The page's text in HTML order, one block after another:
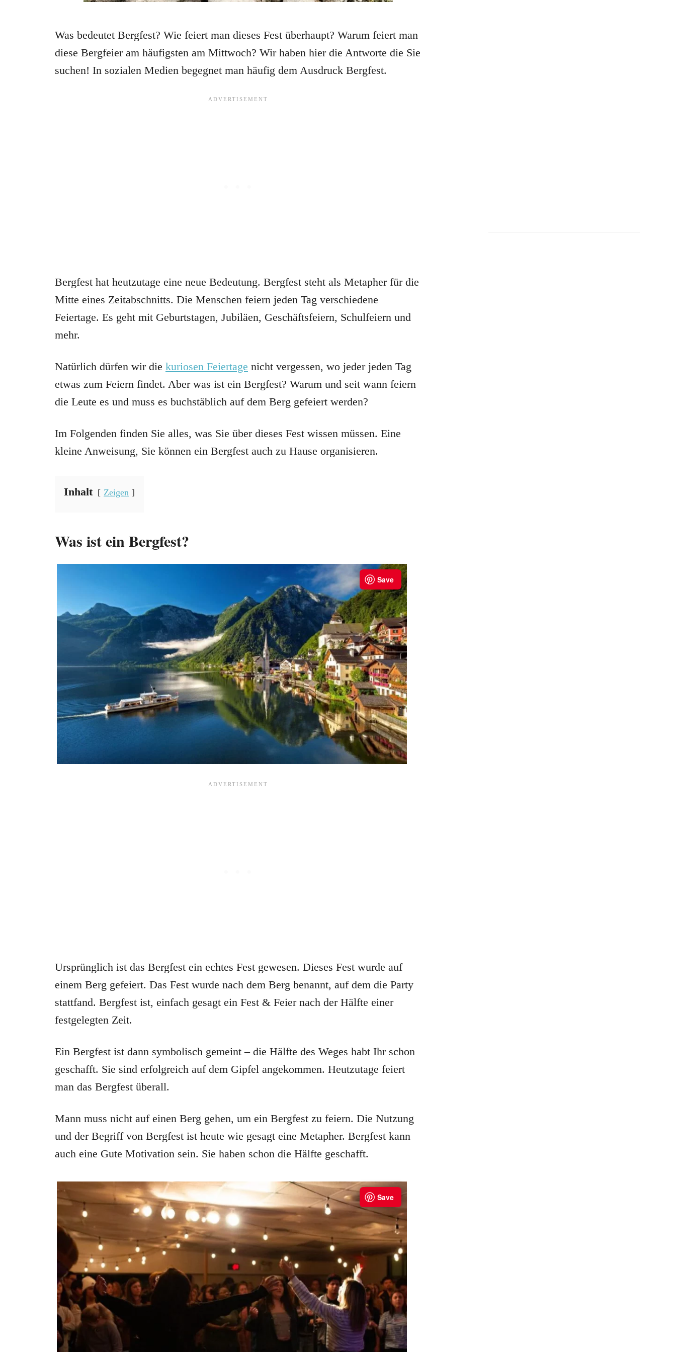
Was bedeutet Bergfest? Wie feiert man dieses Fest überhaupt? Warum feiert man
diese Bergfeier am häufigsten am Mittwoch? Wir haben hier die Antworte die Sie
suchen! In sozialen Medien begegnet man häufig dem Ausdruck Bergfest.
Bergfest hat heutzutage eine neue Bedeutung. Bergfest steht als Metapher für die
Mitte eines Zeitabschnitts. Die Menschen feiern jeden Tag verschiedene
Feiertage. Es geht mit Geburtstagen, Jubiläen, Geschäftsfeiern, Schulfeiern und
mehr.
Natürlich dürfen wir die kuriosen Feiertage nicht vergessen, wo jeder jeden Tag
etwas zum Feiern findet. Aber was ist ein Bergfest? Warum und seit wann feiern
die Leute es und muss es buchstäblich auf dem Berg gefeiert werden?
Im Folgenden finden Sie alles, was Sie über dieses Fest wissen müssen. Eine
kleine Anweisung, Sie können ein Bergfest auch zu Hause organisieren.
Inhalt Zeigen
Was ist ein Bergfest?
Ursprünglich ist das Bergfest ein echtes Fest gewesen. Dieses Fest wurde auf
einem Berg gefeiert. Das Fest wurde nach dem Berg benannt, auf dem die Party
stattfand. Bergfest ist, einfach gesagt ein Fest & Feier nach der Hälfte einer
festgelegten Zeit.
Ein Bergfest ist dann symbolisch gemeint – die Hälfte des Weges habt Ihr schon
geschafft. Sie sind erfolgreich auf dem Gipfel angekommen. Heutzutage feiert
man das Bergfest überall.
Mann muss nicht auf einen Berg gehen, um ein Bergfest zu feiern. Die Nutzung
und der Begriff von Bergfest ist heute wie gesagt eine Metapher. Bergfest kann
auch eine Gute Motivation sein. Sie haben schon die Hälfte geschafft.